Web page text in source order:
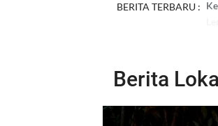
BERITA TERBARU :
Berita Lokal